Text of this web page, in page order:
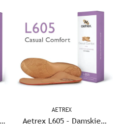
AETREX
Aetrex L605 – Damskie